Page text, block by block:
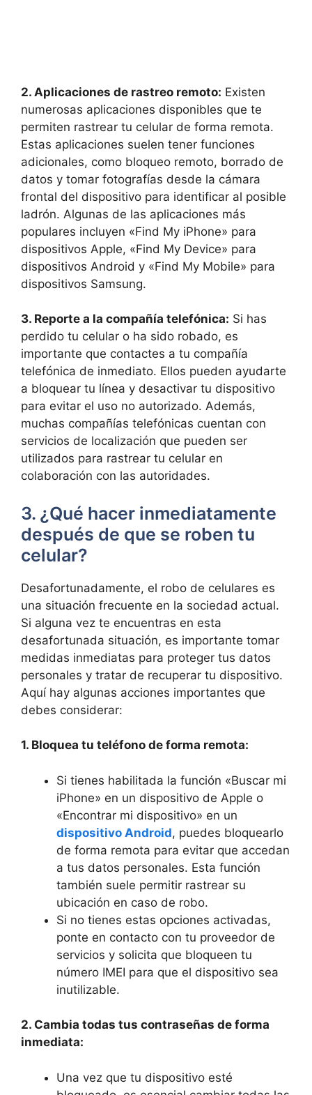
2. Aplicaciones de rastreo⁤ remoto: Existen
numerosas aplicaciones disponibles que te
permiten rastrear tu ⁣celular de ⁢forma ‌remota.
Estas aplicaciones⁤ suelen tener funciones
adicionales, como bloqueo ⁣remoto, borrado de
datos y tomar fotografías desde la cámara
frontal del dispositivo para‍ identificar al posible
ladrón. Algunas de las aplicaciones más
populares incluyen «Find ‍My iPhone» para​
dispositivos Apple, «Find My Device»⁣ para
dispositivos Android⁤ y «Find⁣ My ⁢Mobile» ‍para
dispositivos Samsung.
3. Reporte a la compañía telefónica: ​Si has
perdido ⁤tu celular o ha⁢ sido robado, es
importante que contactes ⁤a tu compañía
telefónica de inmediato. Ellos pueden ayudarte
a bloquear tu línea y desactivar tu dispositivo
para evitar el uso no autorizado. ‌Además,
muchas​ compañías telefónicas cuentan con
‍servicios de localización que pueden ser
utilizados para rastrear tu celular ⁣en
colaboración con las autoridades.
3. ¿Qué​ hacer‌ inmediatamente‍
después ​de que se roben‍ tu
celular?
Desafortunadamente, ⁤el robo de celulares es
una⁢ situación frecuente en‌ la sociedad actual.
Si alguna vez te encuentras ⁢en esta
desafortunada ‍situación, es importante tomar
medidas inmediatas⁣ para proteger ​tus ​datos
⁣personales y tratar de recuperar tu dispositivo.
Aquí ‌hay algunas acciones importantes que
debes considerar:
1. Bloquea tu teléfono ⁣de forma remota:
Si tienes habilitada la función‍ «Buscar mi
⁤iPhone» en un dispositivo⁣ de Apple o
«Encontrar mi dispositivo» ‌en un
dispositivo Android, puedes bloquearlo
⁤de forma remota‌ para evitar que⁢ accedan
⁤a tus⁤ datos personales. Esta función
también‍ suele permitir rastrear ⁤su⁤
ubicación en caso de robo.
Si no tienes estas opciones activadas,
ponte en contacto con tu proveedor de ​
servicios ‍y solicita que bloqueen tu
número⁢ IMEI para que el dispositivo sea
⁢inutilizable.
2. Cambia todas tus contraseñas de forma
inmediata:
Una vez que tu dispositivo esté